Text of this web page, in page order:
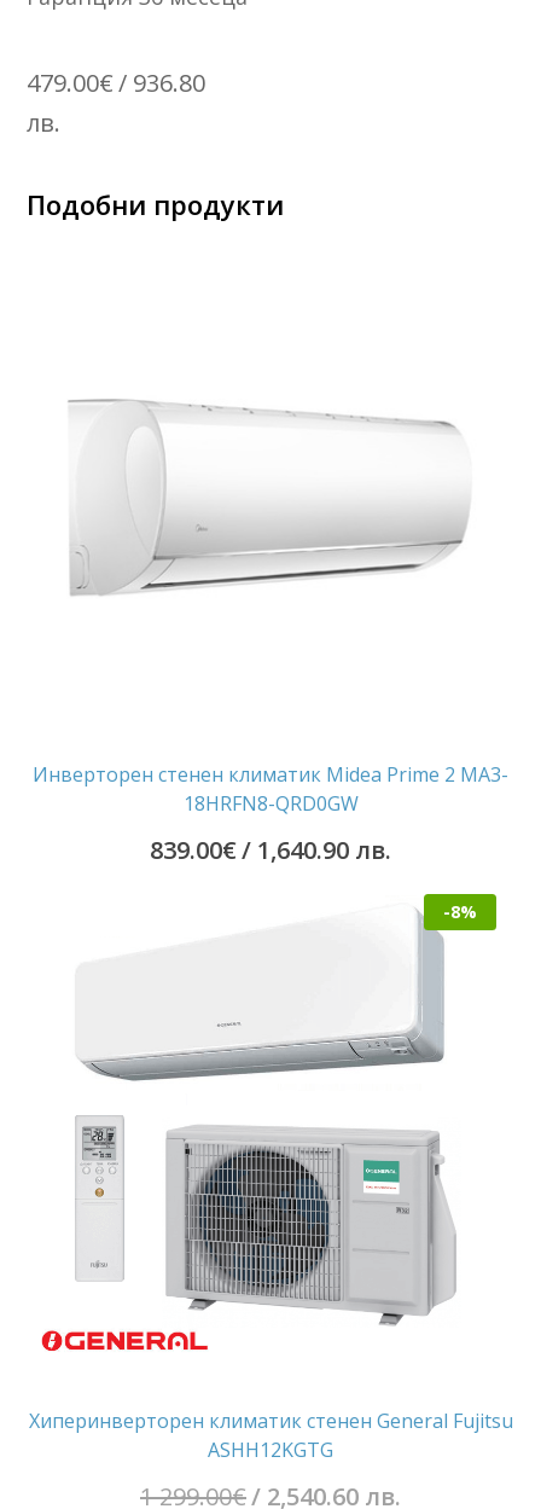
479.00€ / 936.80
лв.
Подобни продукти
Инверторен стенен климатик Midea Prime 2 MA3-
18HRFN8-QRD0GW
839.00€/ 1,640.90 лв.
-8%
Хиперинверторен климатик стенен General Fujitsu
ASHH12KGTG
1 299.00€/ 2,540.60 лв.